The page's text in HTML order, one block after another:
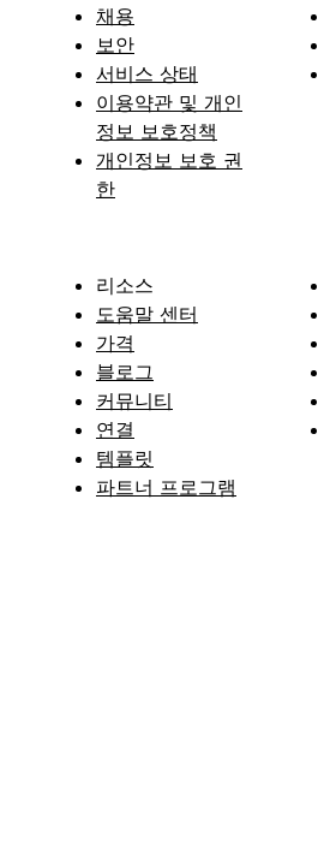
채용
보안
서비스 상태
이용약관 및 개인
정보 보호정책
개인정보 보호 권
한
리소스
도움말 센터
가격
블로그
커뮤니티
연결
템플릿
파트너 프로그램